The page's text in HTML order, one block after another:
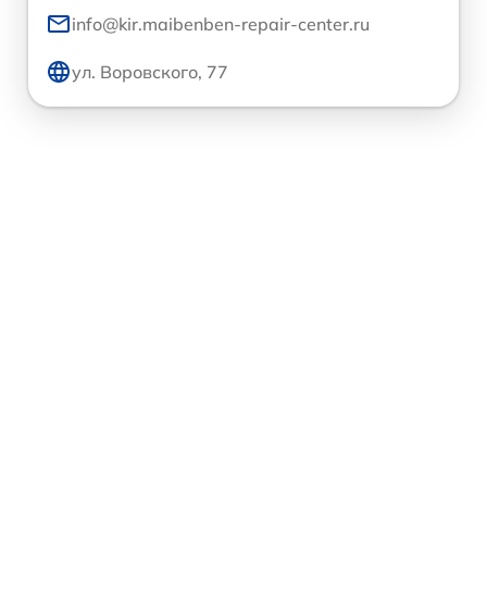
info@kir.maibenben-repair-center.ru
ул. Воровского, 77